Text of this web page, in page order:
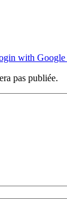
with Google
pas publiée.